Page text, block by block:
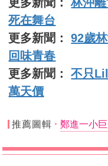
死在舞台
更多新聞：92歲
回味青春
更多新聞：不只
萬天價
推薦圖輯 鄭進一小